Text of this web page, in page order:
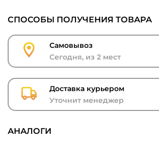
СПОСОБЫ ПОЛУЧЕНИЯ ТОВАРА
Самовывоз
Сегодня, из 2 мест
Доставка курьером
Уточнит менеджер
АНАЛОГИ